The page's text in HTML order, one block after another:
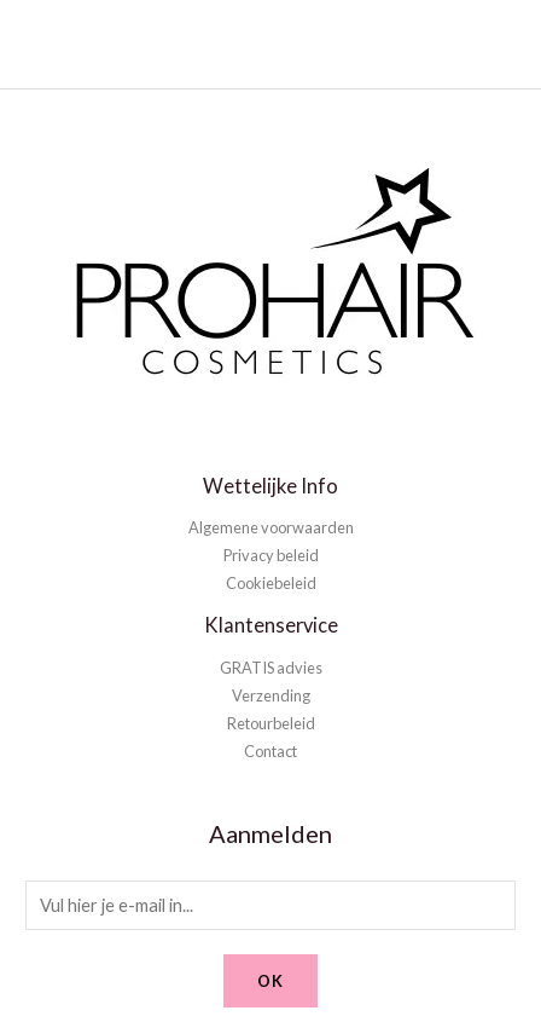
Wettelijke Info
Algemene voorwaarden
Privacy beleid
Cookiebeleid
Klantenservice
GRATIS advies
Verzending
Retourbeleid
Contact
Aanmelden
m
OK